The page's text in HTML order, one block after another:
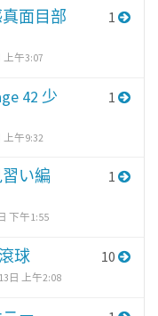
真面目部
上午3:07
1
42 少
上午9:32
1
習い編
下午1:55
1
球
日 上午2:08
10